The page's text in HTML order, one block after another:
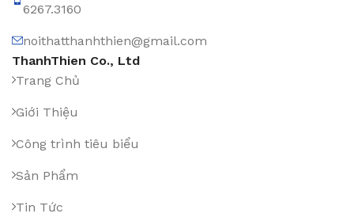
6267.3160
noithatthanhthien@gmail.com
ThanhThien Co., Ltd
Trang Chủ
Giới Thiệu
Công trình tiêu biểu
Sản Phẩm
Tin Tức